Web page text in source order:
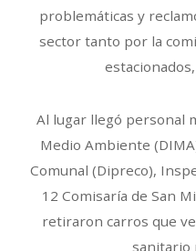
problemáticas y
sector tanto por la
Al lugar llegó personal
Medio Ambiente
Comunal (Dipreco),
12 Comisaría de San
retiraron carros que
sanitario